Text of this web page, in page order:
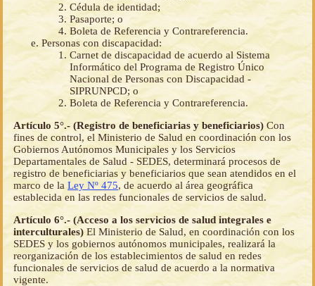
Cédula de identidad;
Pasaporte; o
Boleta de Referencia y Contrareferencia.
Personas con discapacidad:
Carnet de discapacidad de acuerdo al Sistema
Informático del Programa de Registro Único
Nacional de Personas con Discapacidad -
SIPRUNPCD; o
Boleta de Referencia y Contrareferencia.
Artículo 5°.- (Registro de beneficiarias y beneficiarios) Con
fines de control, el Ministerio de Salud en coordinación con los
Gobiernos Autónomos Municipales y los Servicios
Departamentales de Salud - SEDES, determinará procesos de
registro de beneficiarias y beneficiarios que sean atendidos en el
marco de la Ley Nº 475, de acuerdo al área geográfica
establecida en las redes funcionales de servicios de salud.
Artículo 6°.- (Acceso a los servicios de salud integrales e
interculturales)El Ministerio de Salud, en coordinación con los
SEDES y los gobiernos autónomos municipales, realizará la
reorganización de los establecimientos de salud en redes
funcionales de servicios de salud de acuerdo a la normativa
vigente.